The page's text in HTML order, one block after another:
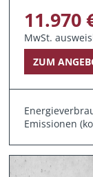
11.970
MwSt.
ZUM
Emissionen